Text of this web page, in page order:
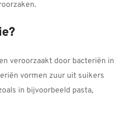
veroorzaakt door bacteriën in
vormen zuur uit suikers
in bijvoorbeeld pasta,